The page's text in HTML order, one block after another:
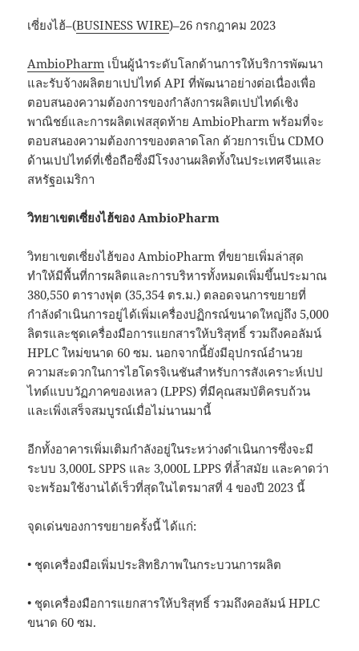
เซี่ยงไฮ้–(BUSINESS WIRE)–26 กรกฎาคม 2023
AmbioPharm เป็นผู้นำระดับโลกด้านการให้บริการพัฒนา
และรับจ้างผลิตยาเปปไทด์ API ที่พัฒนาอย่างต่อเนื่องเพื่อ
ตอบสนองความต้องการของกำลังการผลิตเปปไทด์เชิง
พาณิชย์และการผลิตเฟสสุดท้าย AmbioPharm พร้อมที่จะ
ตอบสนองความต้องการของตลาดโลก ด้วยการเป็น CDMO
ด้านเปปไทด์ที่เชื่อถือซึ่งมีโรงงานผลิตทั้งในประเทศจีนและ
สหรัฐอเมริกา
วิทยาเขตเซี่ยงไฮ้ของ AmbioPharm
วิทยาเขตเซี่ยงไฮ้ของ AmbioPharm ที่ขยายเพิ่มล่าสุด
ทำให้มีพื้นที่การผลิตและการบริหารทั้งหมดเพิ่มขึ้นประมาณ
380,550 ตารางฟุต (35,354 ตร.ม.) ตลอดจนการขยายที่
กำลังดำเนินการอยู่ได้เพิ่มเครื่องปฏิกรณ์ขนาดใหญ่ถึง 5,000
ลิตรและชุดเครื่องมือการแยกสารให้บริสุทธิ์ รวมถึงคอลัมน์
HPLC ใหม่ขนาด 60 ซม. นอกจากนี้ยังมีอุปกรณ์อำนวย
ความสะดวกในการไฮโดรจิเนชันสำหรับการสังเคราะห์เปป
ไทด์แบบวัฏภาคของเหลว (LPPS) ที่มีคุณสมบัติครบถ้วน
และเพิ่งเสร็จสมบูรณ์เมื่อไม่นานมานี้
อีกทั้งอาคารเพิ่มเติมกำลังอยู่ในระหว่างดำเนินการซึ่งจะมี
ระบบ 3,000L SPPS และ 3,000L LPPS ที่ล้ำสมัย และคาดว่า
จะพร้อมใช้งานได้เร็วที่สุดในไตรมาสที่ 4 ของปี 2023 นี้
จุดเด่นของการขยายครั้งนี้ ได้แก่:
• ชุดเครื่องมือเพิ่มประสิทธิภาพในกระบวนการผลิต
• ชุดเครื่องมือการแยกสารให้บริสุทธิ์ รวมถึงคอลัมน์ HPLC
ขนาด 60 ซม.